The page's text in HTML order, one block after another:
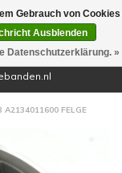
(0)
A2134011600 FELGE
Gebrauch von Cookies
Ausblenden
Datenschutzerklärung. »